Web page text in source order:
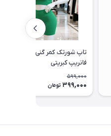
تاپ شورتک کمر گنی دخترانه
فانریپ کبریتی
599,000
399,000 تومان